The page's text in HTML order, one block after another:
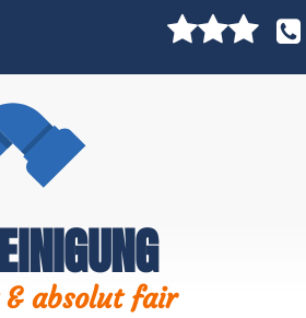
absolut fair